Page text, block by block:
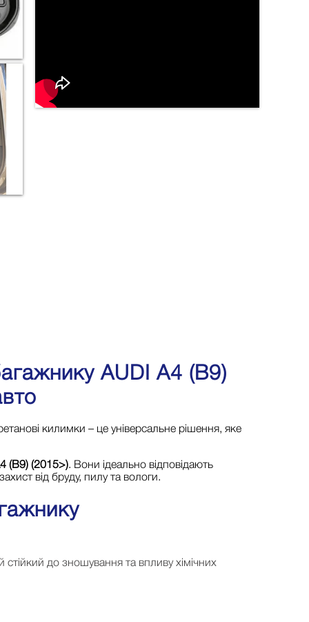
AUDI A4 (B9)
килимки – це універсальне рішення, яке
(B9) (2015>). Вони ідеально відповідають
від бруду, пилу та вологи.
стійкий до зношування та впливу хімічних